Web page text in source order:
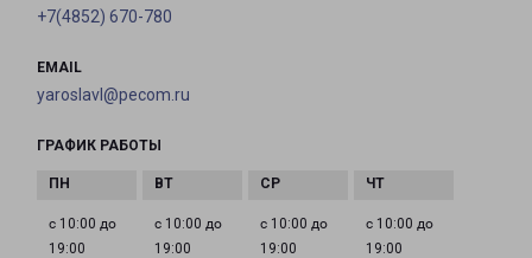
+7(4852) 670-780
EMAIL
yaroslavl@pecom.ru
ГРАФИК РАБОТЫ
с 10:00 до
19:00
с 10:00 до
19:00
с 10:00 до
19:00
с 10:00 до
19:00